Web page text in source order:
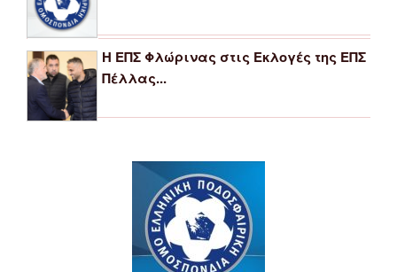
Η ΕΠΣ Φλώρινας στις Εκλογές της ΕΠΣ
Πέλλας...